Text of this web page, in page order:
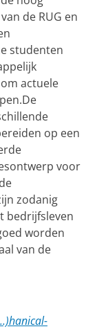
de RUG en
studenten
actuele
op een
voor
zodanig
bedrijfsleven
worden
van de